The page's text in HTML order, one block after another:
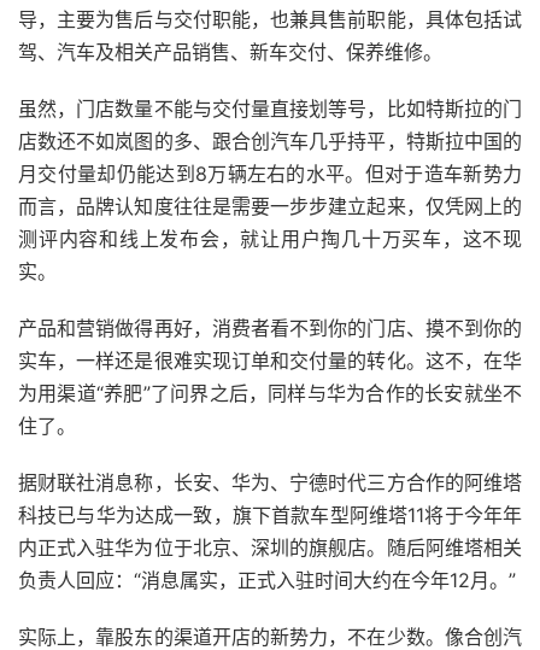
导，主要为售后与交付职能，也兼具售前职能，具体包括试
驾、汽车及相关产品销售、新车交付、保养维修。
虽然，门店数量不能与交付量直接划等号，比如特斯拉的门
店数还不如岚图的多、跟合创汽车几乎持平，特斯拉中国的
月交付量却仍能达到8万辆左右的水平。但对于造车新势力
而言，品牌认知度往往是需要一步步建立起来，仅凭网上的
测评内容和线上发布会，就让用户掏几十万买车，这不现
实。
产品和营销做得再好，消费者看不到你的门店、摸不到你的
实车，一样还是很难实现订单和交付量的转化。这不，在华
为用渠道“养肥”了问界之后，同样与华为合作的长安就坐不
住了。
据财联社消息称，长安、华为、宁德时代三方合作的阿维塔
科技已与华为达成一致，旗下首款车型阿维塔11将于今年年
内正式入驻华为位于北京、深圳的旗舰店。随后阿维塔相关
负责人回应：“消息属实，正式入驻时间大约在今年12月。”
实际上，靠股东的渠道开店的新势力，不在少数。像合创汽